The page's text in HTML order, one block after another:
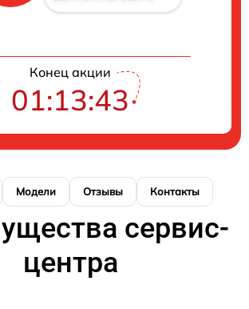
Конец акции
01:13:43
Модели Отзывы Контакты
сервис-
центра